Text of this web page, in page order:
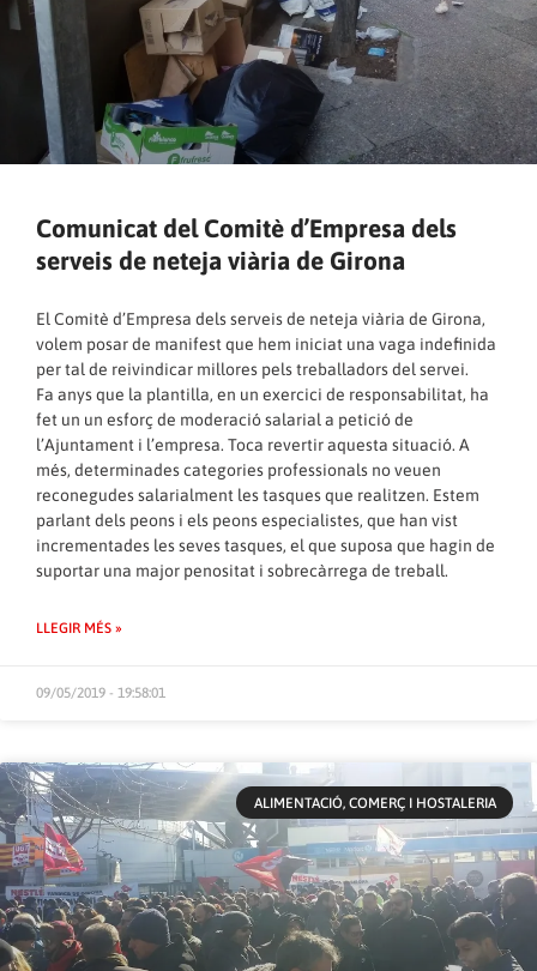
Comunicat del Comitè d’Empresa dels
serveis de neteja viària de Girona
El Comitè d’Empresa dels serveis de neteja viària de Girona,
volem posar de manifest que hem iniciat una vaga indefinida
per tal de reivindicar millores pels treballadors del servei.
Fa anys que la plantilla, en un exercici de responsabilitat, ha
fet un un esforç de moderació salarial a petició de
l’Ajuntament i l’empresa. Toca revertir aquesta situació. A
més, determinades categories professionals no veuen
reconegudes salarialment les tasques que realitzen. Estem
parlant dels peons i els peons especialistes, que han vist
incrementades les seves tasques, el que suposa que hagin de
suportar una major penositat i sobrecàrrega de treball.
LLEGIR MÉS »
09/05/2019 - 19:58:01
ALIMENTACIÓ, COMERÇ I HOSTALERIA